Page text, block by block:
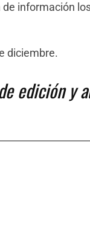
información
diciembre.
edición y